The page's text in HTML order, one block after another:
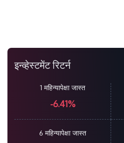
इन्व्हेस्टमेंट रिटर्न
1 महिन्यापेक्षा जास्त
-6.41%
6 महिन्यापेक्षा जास्त